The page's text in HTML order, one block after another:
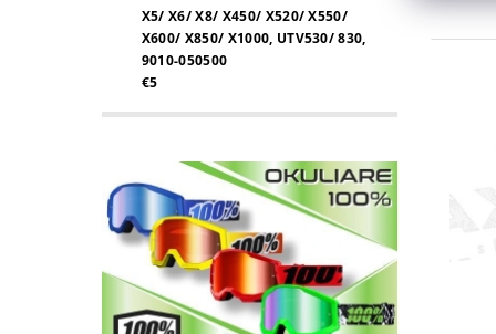
X5/ X6/ X8/ X450/ X520/ X550/
X600/ X850/ X1000, UTV530/ 830,
9010-050500
€5